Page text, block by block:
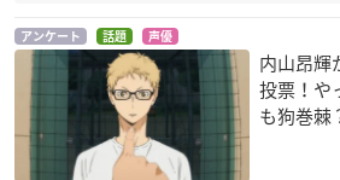
アンケート 話題 声優
内山昂輝
投票！や
も狗巻棘